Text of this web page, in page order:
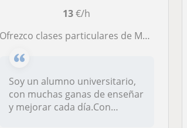
13€/h
Ofrezco clases particulares de Matemáticas, física, inglés, dibujo técnico
Soy un alumno universitario,
con muchas ganas de enseñar
y mejorar cada día.Con